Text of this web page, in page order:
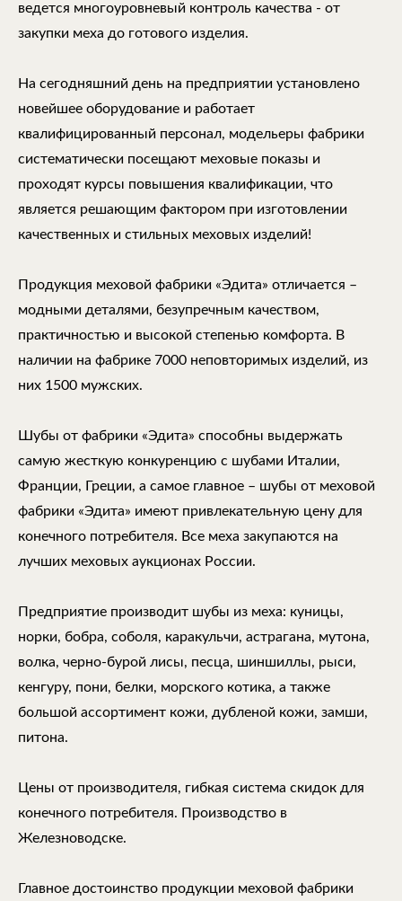
ведется многоуровневый контроль качества - от
закупки меха до готового изделия.
На сегодняшний день на предприятии установлено
новейшее оборудование и работает
квалифицированный персонал, модельеры фабрики
систематически посещают меховые показы и
проходят курсы повышения квалификации, что
является решающим фактором при изготовлении
качественных и стильных меховых изделий!
Продукция меховой фабрики «Эдита» отличается –
модными деталями, безупречным качеством,
практичностью и высокой степенью комфорта. В
наличии на фабрике 7000 неповторимых изделий, из
них 1500 мужских.
Шубы от фабрики «Эдита» способны выдержать
самую жесткую конкуренцию с шубами Италии,
Франции, Греции, а самое главное – шубы от меховой
фабрики «Эдита» имеют привлекательную цену для
конечного потребителя. Все меха закупаются на
лучших меховых аукционах России.
Предприятие производит шубы из меха: куницы,
норки, бобра, соболя, каракульчи, астрагана, мутона,
волка, черно-бурой лисы, песца, шиншиллы, рыси,
кенгуру, пони, белки, морского котика, а также
большой ассортимент кожи, дубленой кожи, замши,
питона.
Цены от производителя, гибкая система скидок для
конечного потребителя. Производство в
Железноводске.
Главное достоинство продукции меховой фабрики